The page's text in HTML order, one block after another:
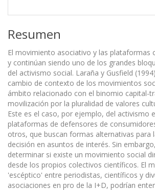
Resumen
El movimiento asociativo y las plataformas
y continúan siendo uno de los grandes
del activismo social. Laraña y Gusfield
cambio de contexto de los movimientos
ámbito relacionado con el binomio capital-
movilización por la pluralidad de valores
Este es el caso, por ejemplo, del activismo
plataformas de defensores de
otros, que buscan formas alternativas para
decisión en asuntos de interés. Sin
determinar si existe un movimiento social
desde los propios colectivos científicos. El
'escéptico' entre periodistas, científicos y
asociaciones en pro de la I+D, podrían